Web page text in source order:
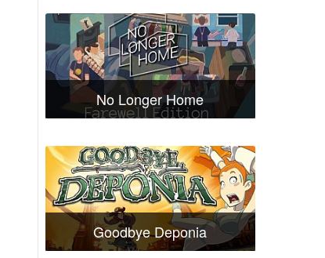
No Longer Home
Goodbye Deponia